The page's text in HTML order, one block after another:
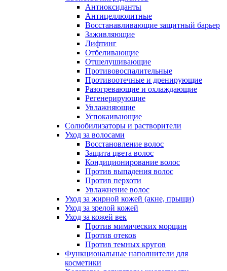
Антиоксиданты
Антицеллюлитные
Восстанавливающие защитный барьер
Заживляющие
Лифтинг
Отбеливающие
Отшелушивающие
Противовоспалительные
Противоотечные и дренирующие
Разогревающие и охлаждающие
Регенерирующие
Увлажняющие
Успокаивающие
Солюбилизаторы и растворители
Уход за волосами
Восстановление волос
Защита цвета волос
Кондиционирование волос
Против выпадения волос
Против перхоти
Увлажнение волос
Уход за жирной кожей (акне, прыщи)
Уход за зрелой кожей
Уход за кожей век
Против мимических морщин
Против отеков
Против темных кругов
Функциональные наполнители для
косметики